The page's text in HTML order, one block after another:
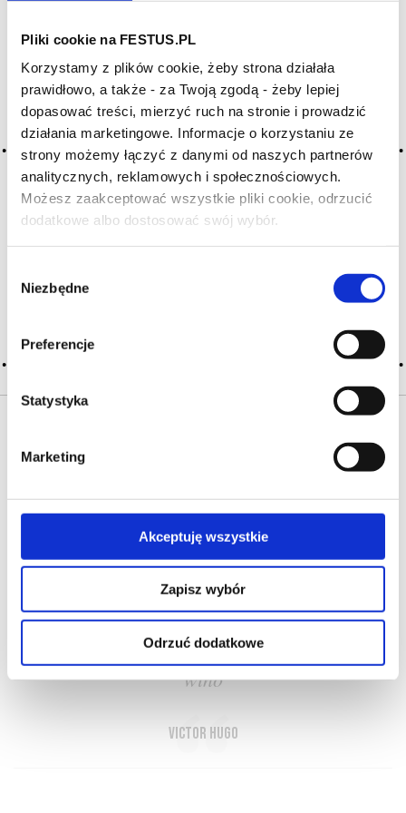
Pliki cookie na FESTUS.PL
Korzystamy z plików cookie, żeby strona działała
prawidłowo, a także - za Twoją zgodą - żeby lepiej
dopasować treści, mierzyć ruch na stronie i prowadzić
działania marketingowe. Informacje o korzystaniu ze
strony możemy łączyć z danymi od naszych partnerów
analitycznych, reklamowych i społecznościowych.
Możesz zaakceptować wszystkie pliki cookie, odrzucić
dodatkowe albo dostosować swój wybór.
zgody
Niezbędne
Preferencje
Statystyka
Marketing
Akceptuję wszystkie
Zapisz wybór
Odrzuć dodatkowe
Czy masz ukończone 18 lat?
Archiwum wpisów tagu: entrée
en bouche
atak
2016-05-10
pierwszy kontakt z winem; techniczne określenie pierwszego
wrażenia, jakie sprawia wino w momencie jego smakowania,
pierwsze bodźce odbierane przez podniebienie i język
(oraz nos) w pierwszych sekundach degustacji; wino może
atak →
OFERTA ONLINE PRODUCENCI
PRZEWODNIK
SŁOWNIK
Bóg stworzył wodę, lecz człowiek wynalazł
wino
Victor Hugo